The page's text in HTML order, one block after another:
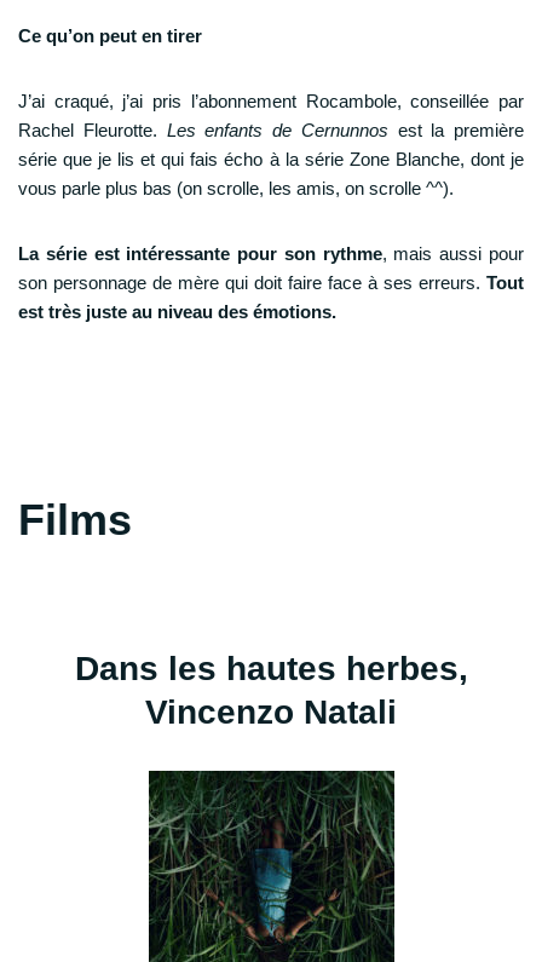
Ce qu’on peut en tirer
J’ai craqué, j’ai pris l’abonnement Rocambole, conseillée par
Rachel Fleurotte. Les enfants de Cernunnos est la première
série que je lis et qui fais écho à la série Zone Blanche, dont je
vous parle plus bas (on scrolle, les amis, on scrolle ^^).
La série est intéressante pour son rythme, mais aussi pour
son personnage de mère qui doit faire face à ses erreurs. Tout
est très juste au niveau des émotions.
Films
Dans les hautes herbes,
Vincenzo Natali